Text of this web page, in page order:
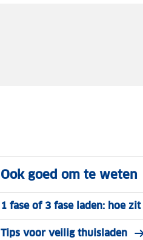
Ook goed om te weten
1 fase of 3 fase laden: hoe zit
Tips voor veilig thuisladen